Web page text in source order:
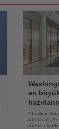
Oku
en
20 milyar
artırılacak,
önemli